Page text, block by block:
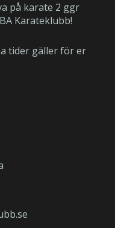
på karate 2 ggr
Karateklubb!
tider gäller för er